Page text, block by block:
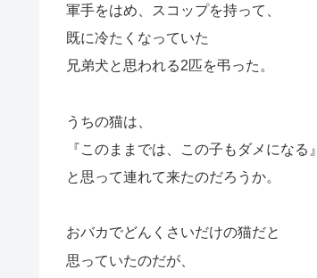
軍手をはめ、スコップを持って、
既に冷たくなっていた
兄弟犬と思われる2匹を弔った。
うちの猫は、
『このままでは、この子もダメになる』
と思って連れて来たのだろうか。
おバカでどんくさいだけの猫だと
思っていたのだが、